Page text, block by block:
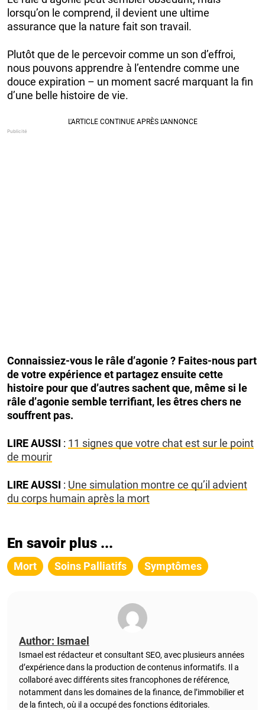
lorsqu’on le comprend, il devient une ultime
assurance que la nature fait son travail.
Plutôt que de le percevoir comme un son d’effroi,
nous pouvons apprendre à l’entendre comme une
douce expiration – un moment sacré marquant la fin
d’une belle histoire de vie.
Connaissiez-vous le râle d’agonie ? Faites-nous part
de votre expérience et partagez ensuite cette
histoire pour que d’autres sachent que, même si le
râle d’agonie semble terrifiant, les êtres chers ne
souffrent pas.
LIRE AUSSI : 11 signes que votre chat est sur le point
de mourir
LIRE AUSSI : Une simulation montre ce qu’il advient
du corps humain après la mort
En savoir plus ...
Mort Soins Palliatifs Symptômes
Author: Ismael
Ismael est rédacteur et consultant SEO, avec plusieurs années
d’expérience dans la production de contenus informatifs. Il a
collaboré avec différents sites francophones de référence,
notamment dans les domaines de la finance, de l’immobilier et
de la fintech, où il a occupé des fonctions éditoriales.